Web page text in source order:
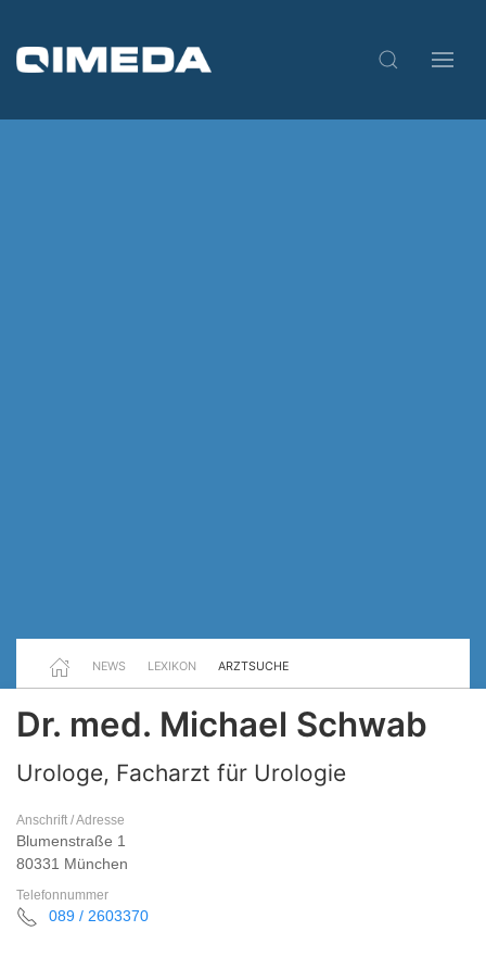
NEWS LEXIKON ARZTSUCHE
Dr. med. Michael Schwab
Urologe, Facharzt für Urologie
Anschrift / Adresse
Blumenstraße 1
80331 München
Telefonnummer
089 / 2603370